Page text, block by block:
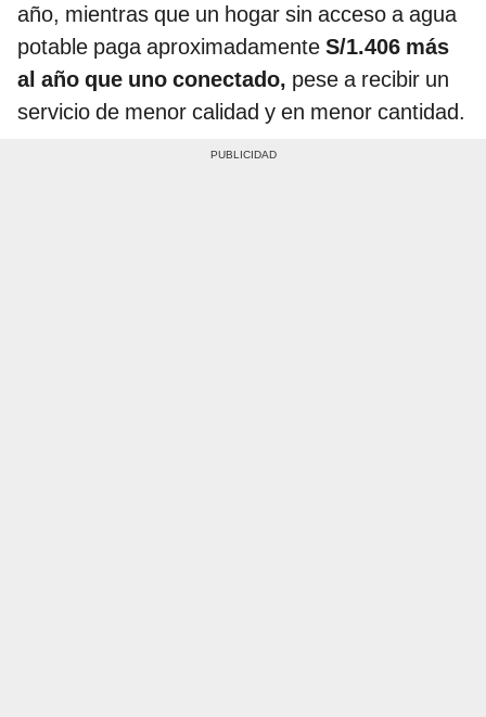
año, mientras que un hogar sin acceso a agua
potable paga aproximadamente S/1.406 más
al año que uno conectado, pese a recibir un
servicio de menor calidad y en menor cantidad.